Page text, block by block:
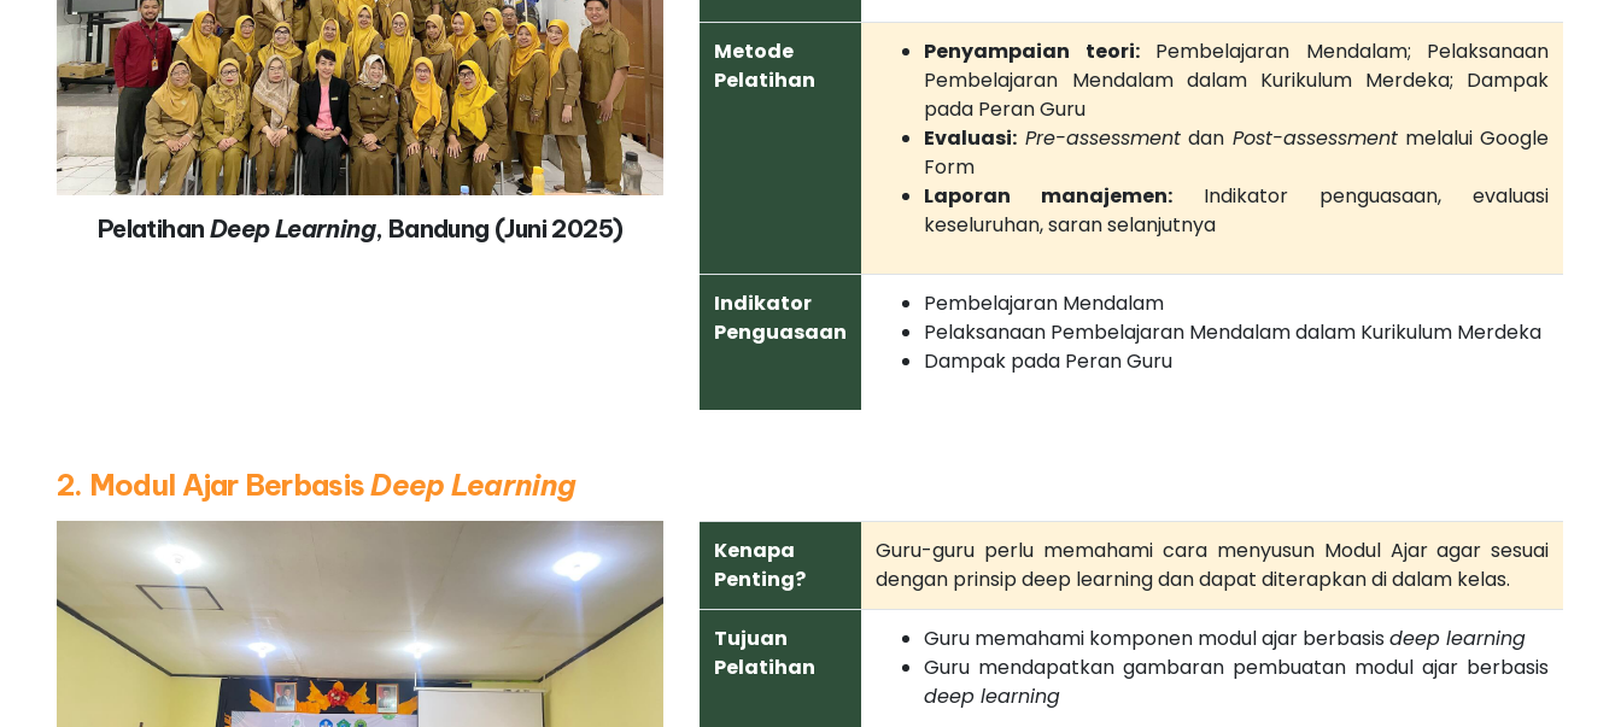
Pelatihan Deep Learning, Bandung (Juni 2025)
Metode
Pelatihan
Penyampaian teori:Pembelajaran Mendalam; Pelaksanaan
Pembelajaran Mendalam dalam Kurikulum Merdeka; Dampak
pada Peran Guru
Evaluasi: Pre-assessmentdan Post-assessmentmelalui Google
Form
Laporan manajemen: Indikator penguasaan, evaluasi
keseluruhan, saran selanjutnya
Indikator
Penguasaan
Pembelajaran Mendalam
Pelaksanaan Pembelajaran Mendalam dalam Kurikulum Merdeka
Dampak pada Peran Guru
2. Modul Ajar BerbasisDeep Learning
Kenapa
Penting?
Guru-guru perlu memahami cara menyusun Modul Ajar agar sesuai
dengan prinsip deep learning dan dapat diterapkan di dalam kelas.
Tujuan
Pelatihan
Guru memahami komponen modul ajar berbasisdeep learning
Guru mendapatkan gambaran pembuatan modul ajar berbasis
deep learning